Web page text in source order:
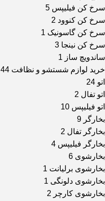
سرخ کن فیلیپس 5
سرخ کن کنوود 2
سرخ کن گاسونیک 1
سرخ کن نینجا 3
ساندویچ ساز 1
خرید لوازم شستشو و نظافت 44
اتو 24
اتو تفال 2
اتو فیلیپس 10
بخارگر 9
بخارگر تفال 2
بخارگر فیلیپس 4
بخارشوی 6
بخارشوی برلیانت 1
بخارشوی دلونگی 1
بخارشوی کارچر 2